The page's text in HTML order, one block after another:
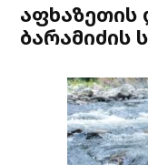
აფხაზეთის
ბარამიძის